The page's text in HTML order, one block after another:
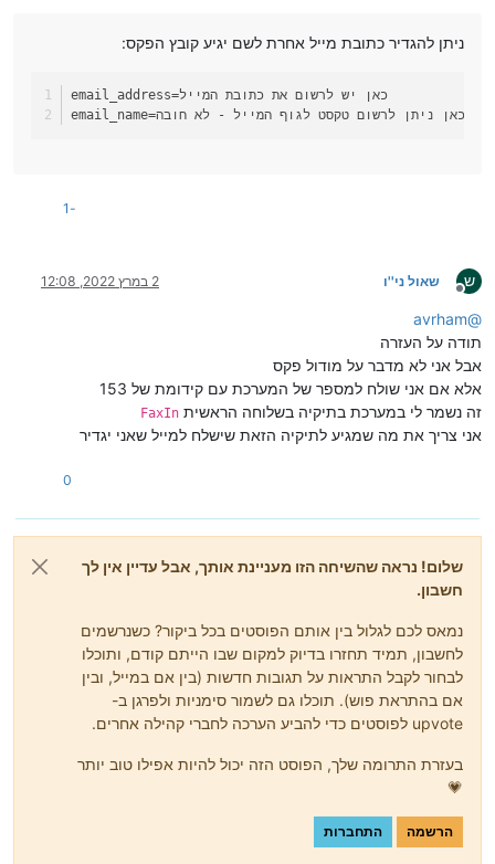
ניתן להגדיר כתובת מייל אחרת לשם יגיע קובץ הפקס:
email_address
email_name =כאן ניתן לרשום טקסט לגוף המייל - לא חובה
-1
ש
מנותק
שאול ני''ו 2 במרץ 2022, 12:08
@
avrham
תודה על העזרה
אבל אני לא מדבר על מודול פקס
אלא אם אני שולח למספר של המערכת עם קידומת של 153
זה נשמר לי במערכת בתיקיה בשלוחה הראשית FaxIn
אני צריך את מה שמגיע לתיקיה הזאת שישלח למייל שאני יגדיר
0
שלום! נראה שהשיחה הזו מעניינת אותך, אבל עדיין אין לך
חשבון.
נמאס לכם לגלול בין אותם הפוסטים בכל ביקור? כשנרשמים
לחשבון, תמיד תחזרו בדיוק למקום שבו הייתם קודם, ותוכלו
לבחור לקבל התראות על תגובות חדשות (בין אם במייל, ובין
אם בהתראת פוש). תוכלו גם לשמור סימניות ולפרגן ב-
upvote לפוסטים כדי להביע הערכה לחברי קהילה אחרים.
בעזרת התרומה שלך, הפוסט הזה יכול להיות אפילו טוב יותר
💗
הרשמה התחברות